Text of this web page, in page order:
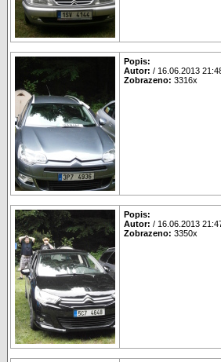
Popis:
Autor: / 16.06.2013
Zobrazeno: 3316x
Popis:
Autor: / 16.06.2013
Zobrazeno: 3350x